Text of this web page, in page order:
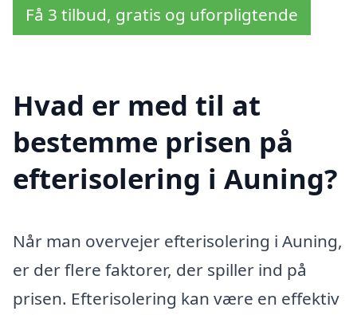
Få 3 tilbud, gratis og uforpligtende
Hvad er med til at
bestemme prisen på
efterisolering i Auning?
Når man overvejer efterisolering i Auning,
er der flere faktorer, der spiller ind på
prisen. Efterisolering kan være en effektiv